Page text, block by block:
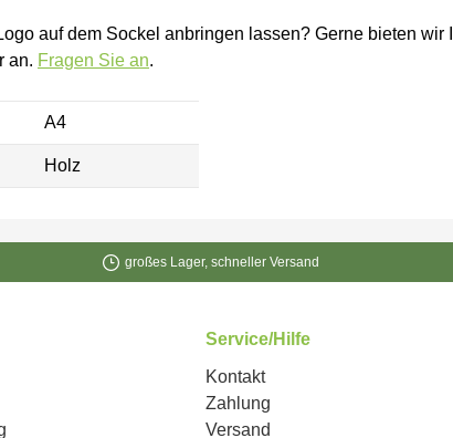
auf dem Sockel anbringen lassen? Gerne bieten
an. Fragen Sie an.
A4
Holz
großes Lager, schneller Versand
Service/Hilfe
Kontakt
Zahlung
Versand